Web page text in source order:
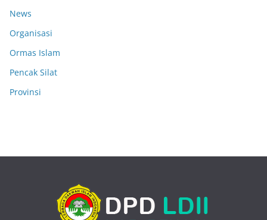
News
Organisasi
Ormas Islam
Pencak Silat
Provinsi